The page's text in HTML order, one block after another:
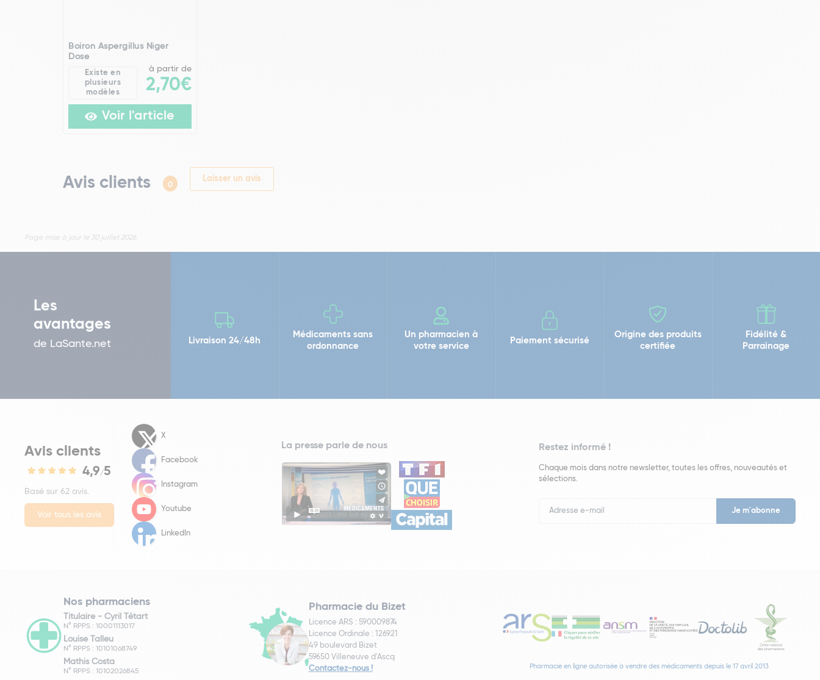
Boiron Aspergillus Niger
Dose
Existe en
plusieurs
modèles
à partir de
2,70€
Voir l'article
Avis clients 0
Laisser un avis
Page mise à jour le 30 juillet 2026
Les
avantages
de LaSante.net Livraison 24/48h
Médicaments sans
ordonnance
Un pharmacien à
votre service
Paiement sécurisé
Origine des produits
certifiée
Fidélité &
Parrainage
Avis clients
4,9/5
Basé sur 62 avis.
Voir tous les avis
X
Facebook
Instagram
Youtube
LinkedIn
La presse parle de nous Restez informé !
Chaque mois dans notre newsletter, toutes les offres, nouveautés et
sélections.
Newsletter
Nos pharmaciens
Titulaire - Cyril Tétart
N° RPPS : 10001113017
Louise Talleu
N° RPPS : 10101068749
Mathis Costa
N° RPPS : 10102026845
Pharmacie du Bizet
Licence ARS : 590009874
Licence Ordinale : 126921
49 boulevard Bizet
59650 Villeneuve d'Ascq
Contactez-nous !
Pharmacie en ligne autorisée à vendre des médicaments depuis le 17 avril 2013